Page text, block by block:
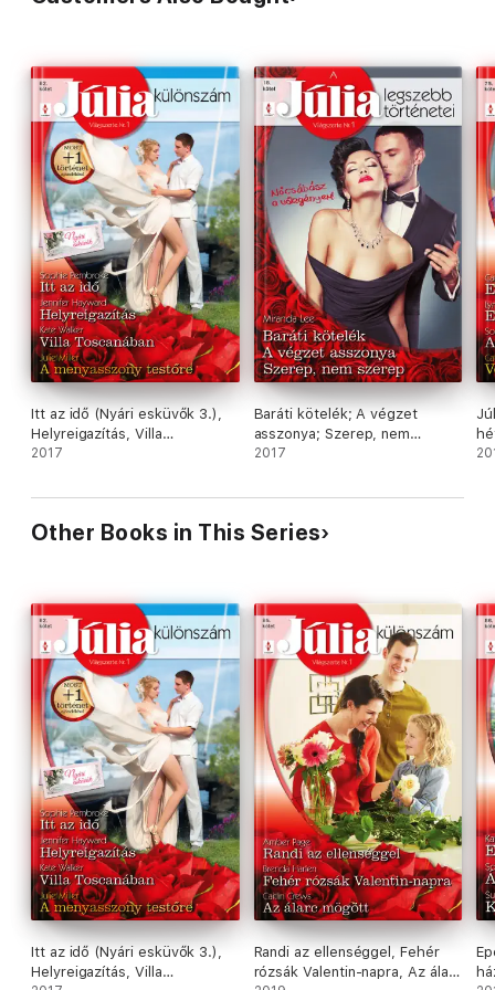
Itt az idő (Nyári esküvők 3.),
Helyreigazítás, Villa
Toscanában, A menyasszony
2017
Baráti kötelék; A végzet
asszonya; Szerep, nem
szerep…
2017
Other Books in This Series
Itt az idő (Nyári esküvők 3.),
Helyreigazítás, Villa
Randi az ellenséggel, Fehér
rózsák Valentin-napra, Az álarc